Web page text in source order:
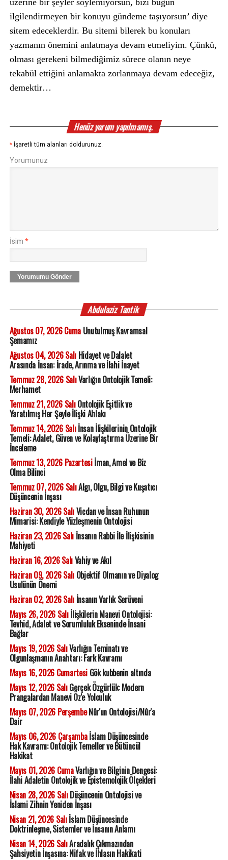
üzerine bir şeyler söylemiyorsun, bizi bugün
ilgilendirmeyen bir konuyu gündeme taşıyorsun’ diye
sitem edeceklerdir. Bu sitemi bilerek bu konuları
yazmanın önemini anlatmaya devam etmeliyim. Çünkü,
olması gerekeni bilmediğimiz sürece olanın neye
tekabül ettiğini anlamakta zorlanmaya devam edeceğiz,
demektir…
Henüz yorum yapılmamış.
* İşaretli tüm alanları doldurunuz.
Yorumunuz
İsim *
Yorumumu Gönder
Abdulaziz Tantik
Ağustos 07, 2026 CumaUnutulmuş Kavramsal
Şemamız
Ağustos 04, 2026 SalıHidayet ve Dalalet
Arasında İnsan: İrade, Arınma ve İlahi İnayet
Temmuz 28, 2026 SalıVarlığın Ontolojik Temeli:
Merhamet
Temmuz 21, 2026 SalıOntolojik Eşitlik ve
Yaratılmış Her Şeyle İlişki Ahlakı
Temmuz 14, 2026 Salıİnsan İlişkilerinin Ontolojik
Temeli: Adalet, Güven ve Kolaylaştırma Üzerine Bir
İnceleme
Temmuz 13, 2026 Pazartesiİman, Amel ve Biz
Olma Bilinci
Temmuz 07, 2026 SalıAlgı, Olgu, Bilgi ve Kuşatıcı
Düşüncenin İnşası
Haziran 30, 2026 SalıVicdan ve İnsan Ruhunun
Mimarisi: Kendiyle Yüzleşmenin Ontolojisi
Haziran 23, 2026 Salıİnsanın Rabbi İle İlişkisinin
Mahiyeti
Haziran 16, 2026 SalıVahiy ve Akıl
Haziran 09, 2026 SalıObjektif Olmanın ve Diyalog
Usulünün Önemi
Haziran 02, 2026 Salıİnsanın Varlık Serüveni
Mayıs 26, 2026 Salıİlişkilerin Manevi Ontolojisi:
Tevhid, Adalet ve Sorumluluk Ekseninde İnsani
Bağlar
Mayıs 19, 2026 SalıVarlığın Teminatı ve
Olgunlaşmanın Anahtarı: Fark Kavramı
Mayıs 16, 2026 CumartesiGök kubbenin altında
Mayıs 12, 2026 SalıGerçek Özgürlük: Modern
Prangalardan Manevi Öz'e Yolculuk
Mayıs 07, 2026 PerşembeNûr'un Ontolojisi/Nûr'a
Dair
Mayıs 06, 2026 Çarşambaİslam Düşüncesinde
Hak Kavramı: Ontolojik Temeller ve Bütüncül
Hakikat
Mayıs 01, 2026 CumaVarlığın ve Bilginin Dengesi:
İlahi Adaletin Ontolojik ve Epistemolojik Ölçekleri
Nisan 28, 2026 SalıDüşüncenin Ontolojisi ve
İslami Zihnin Yeniden İnşası
Nisan 21, 2026 Salıİslam Düşüncesinde
Doktrinleşme, Sistemler ve İnsanın Anlamı
Nisan 14, 2026 SalıAradalık Çıkmazından
Şahsiyetin İnşasına: Nifak ve İhlasın Hakikati